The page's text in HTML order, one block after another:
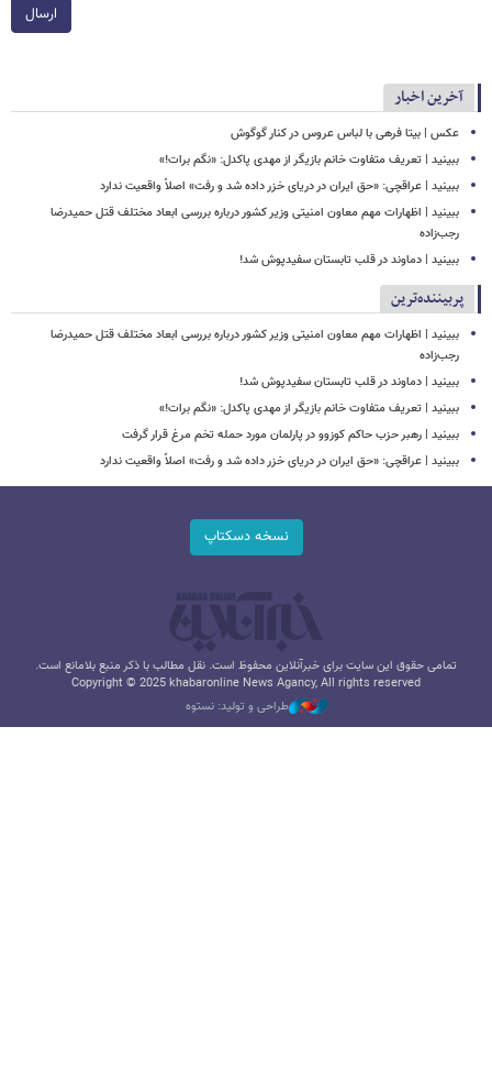
ارسال
آخرین اخبار
عکس | بیتا فرهی با لباس عروس در کنار گوگوش
ببینید | تعریف متفاوت خانم بازیگر از مهدی پاکدل: «نگم برات!»
ببینید | عراقچی: «حق ایران در دریای خزر داده شد و رفت» اصلاً واقعیت ندارد
ببینید | اظهارات مهم معاون امنیتی وزیر کشور درباره بررسی ابعاد مختلف قتل حمیدرضا
رجب‌زاده
ببینید | دماوند در قلب تابستان سفیدپوش شد!
پربیننده‌ترین
ببینید | اظهارات مهم معاون امنیتی وزیر کشور درباره بررسی ابعاد مختلف قتل حمیدرضا
رجب‌زاده
ببینید | دماوند در قلب تابستان سفیدپوش شد!
ببینید | تعریف متفاوت خانم بازیگر از مهدی پاکدل: «نگم برات!»
ببینید | رهبر حزب حاکم کوزوو در پارلمان مورد حمله تخم مرغ قرار گرفت
ببینید | عراقچی: «حق ایران در دریای خزر داده شد و رفت» اصلاً واقعیت ندارد
نسخه دسکتاپ
تمامی حقوق این سایت برای خبرآنلاین محفوظ است. نقل مطالب با ذکر منبع بلامانع است.
Copyright © 2025 khabaronline News Agancy, All rights reserved
طراحی و تولید: نستوه